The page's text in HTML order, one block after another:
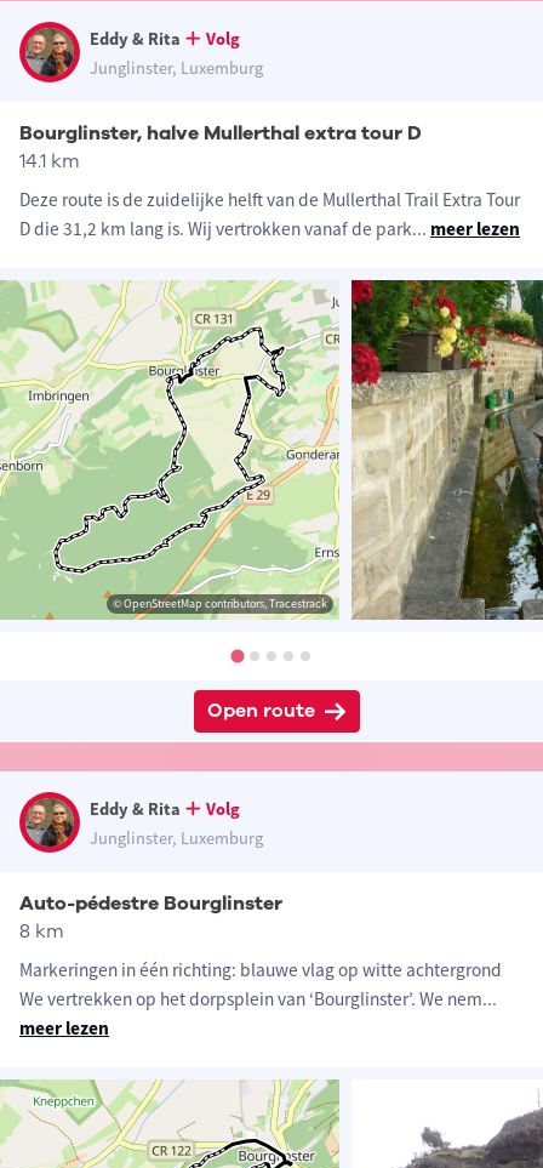
Eddy & Rita
Volg
Junglinster, Luxemburg
Bourglinster, halve Mullerthal extra tour D
14.1 km
Deze route is de zuidelijke helft van de Mullerthal Trail Extra Tour
D die 31,2 km lang is. Wij vertrokken vanaf de park... meer lezen
© OpenStreetMap contributors, Tracestrack
Open route
Eddy & Rita
Volg
Junglinster, Luxemburg
Auto-pédestre Bourglinster
8 km
Markeringen in één richting: blauwe vlag op witte achtergrond
We vertrekken op het dorpsplein van ‘Bourglinster’. We nem...
meer lezen